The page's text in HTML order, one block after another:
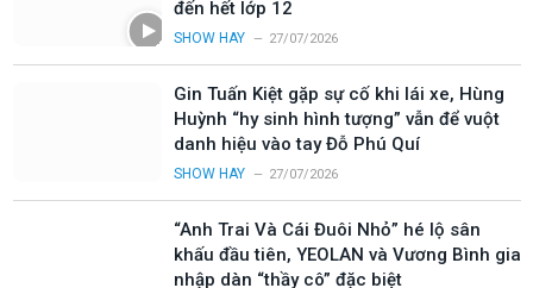
đến hết lớp 12
SHOW HAY 27/07/2026
Gin Tuấn Kiệt gặp sự cố khi lái xe, Hùng
Huỳnh “hy sinh hình tượng” vẫn để vuột
danh hiệu vào tay Đỗ Phú Quí
SHOW HAY 27/07/2026
“Anh Trai Và Cái Đuôi Nhỏ” hé lộ sân
khấu đầu tiên, YEOLAN và Vương Bình gia
nhập dàn “thầy cô” đặc biệt